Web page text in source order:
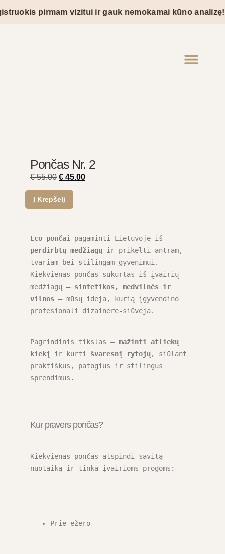
pirmam vizitui ir gauk nemokamai kūno analizę!
Pončas Nr. 2
€55.00 € 45.00
Į Krepšelį
Eco pončai
perdirbtų medžiagų ir prikelti antram,
tvariam bei stilingam gyvenimui.
Kiekvienas pončas sukurtas iš įvairių
medžiagų – sintetikos, medvilnės ir
vilnos – mūsų idėja, kurią įgyvendino
profesionali dizainerė-siūvėja.
Pagrindinis tikslas – mažinti atliekų
kiekį
ir kurti švaresnį rytojų, siūlant
praktiškus, patogius ir stilingus
sprendimus.
Kur pravers pončas?
Kiekvienas pončas atspindi savitą
nuotaiką ir tinka įvairioms progoms:
Prie ežero